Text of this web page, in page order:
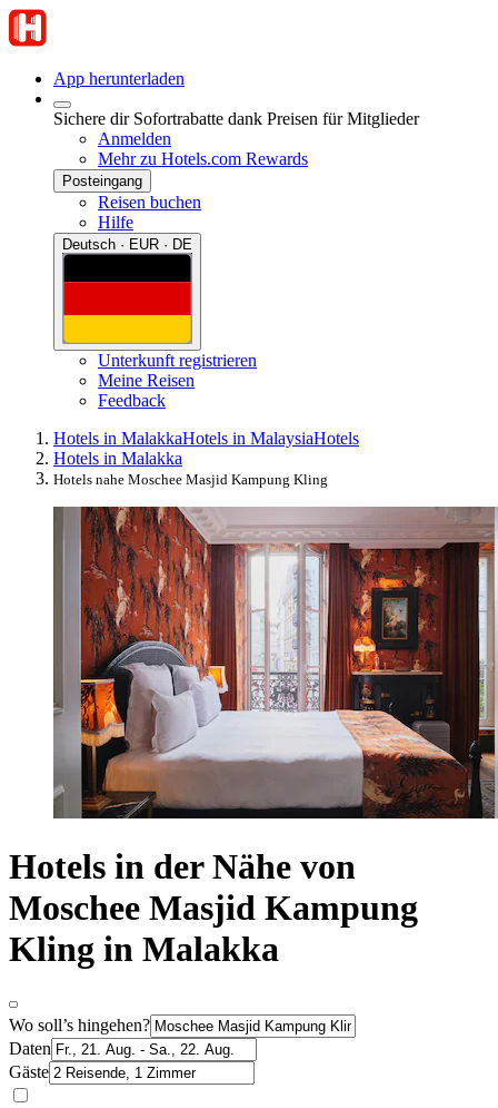
App herunterladen
Sichere dir Sofortrabatte dank Preisen für Mitglieder
Anmelden
Mehr zu Hotels.com Rewards
Posteingang
Reisen buchen
Hilfe
Deutsch · EUR · DE
Unterkunft registrieren
Meine Reisen
Feedback
Hotels in MalakkaHotels in MalaysiaHotels
Hotels in Malakka
Hotels nahe Moschee Masjid Kampung Kling
Hotels in der Nähe von
Moschee Masjid Kampung
Kling in Malakka
Wo soll’s hingehen?
Daten
Gäste